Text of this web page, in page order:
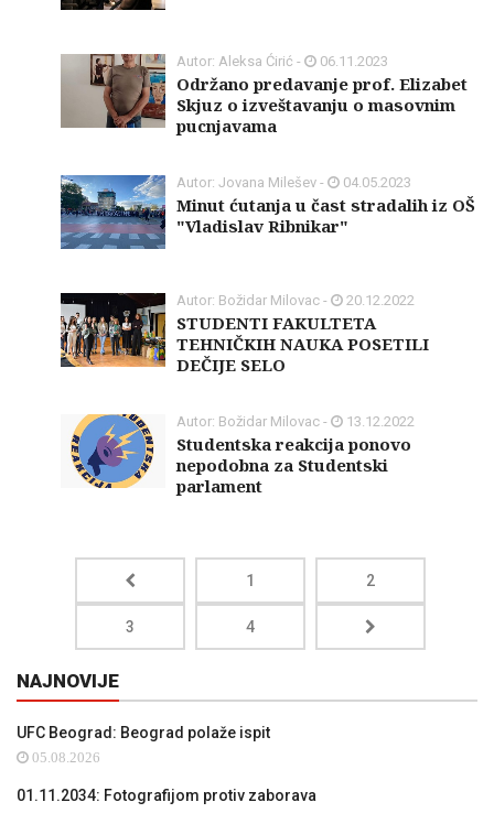
Autor: Aleksa Ćirić - 06.11.2023
Održano predavanje prof. Elizabet
Skjuz o izveštavanju o masovnim
pucnjavama
Autor: Jovana Milešev - 04.05.2023
Minut ćutanja u čast stradalih iz OŠ
"Vladislav Ribnikar"
Autor: Božidar Milovac - 20.12.2022
STUDENTI FAKULTETA
TEHNIČKIH NAUKA POSETILI
DEČIJE SELO
Autor: Božidar Milovac - 13.12.2022
Studentska reakcija ponovo
nepodobna za Studentski
parlament
1 2
3 4
NAJNOVIJE
UFC Beograd: Beograd polaže ispit
05.08.2026
01.11.2034: Fotografijom protiv zaborava